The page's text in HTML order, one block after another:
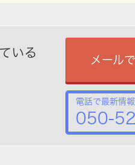
いる
メール
電話で最新情
050-